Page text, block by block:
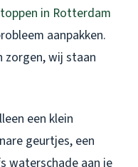
in Rotterdam
aanpakken.
zorgen, wij staan
een klein
geurtjes, een
waterschade aan je